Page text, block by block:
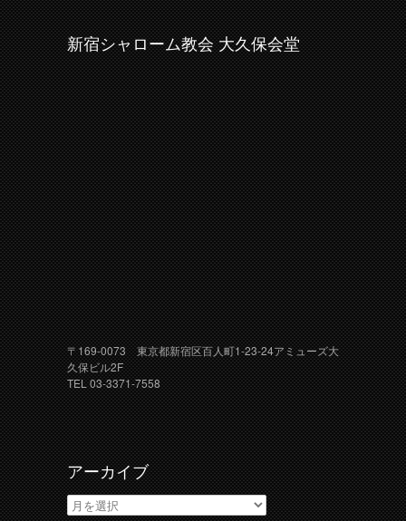
新宿シャローム教会 大久保会堂
〒169-0073 東京都新宿区百人町1-23-24アミューズ大
久保ビル2F
TEL 03-3371-7558
アーカイブ
ア
ー